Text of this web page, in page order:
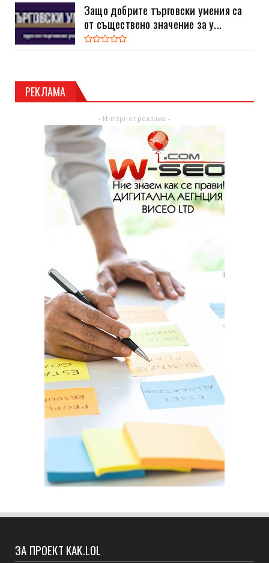
Защо добрите търговски умения са
от съществено значение за у...
РЕКЛАМА
- Интернет реклама -
ЗА ПРОЕКТ KAK.LOL